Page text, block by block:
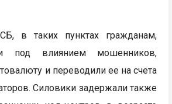
в таких пунктах гражданам,
под влиянием мошенников,
и переводили ее на счета
Силовики задержали также